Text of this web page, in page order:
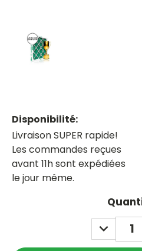
Disponibilité:
Livraison SUPER rapide!
Les commandes reçues
avant 11h sont expédiées
le jour même.
DECREASE
QUANTITY: